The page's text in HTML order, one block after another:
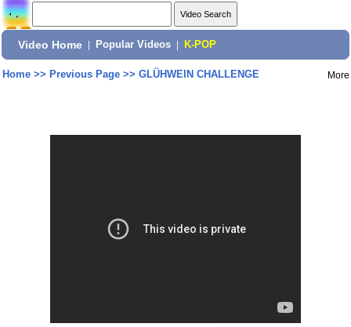
Video Home Popular Videos K-POP
Home>> Previous Page>> GLÜHWEIN CHALLENGE More